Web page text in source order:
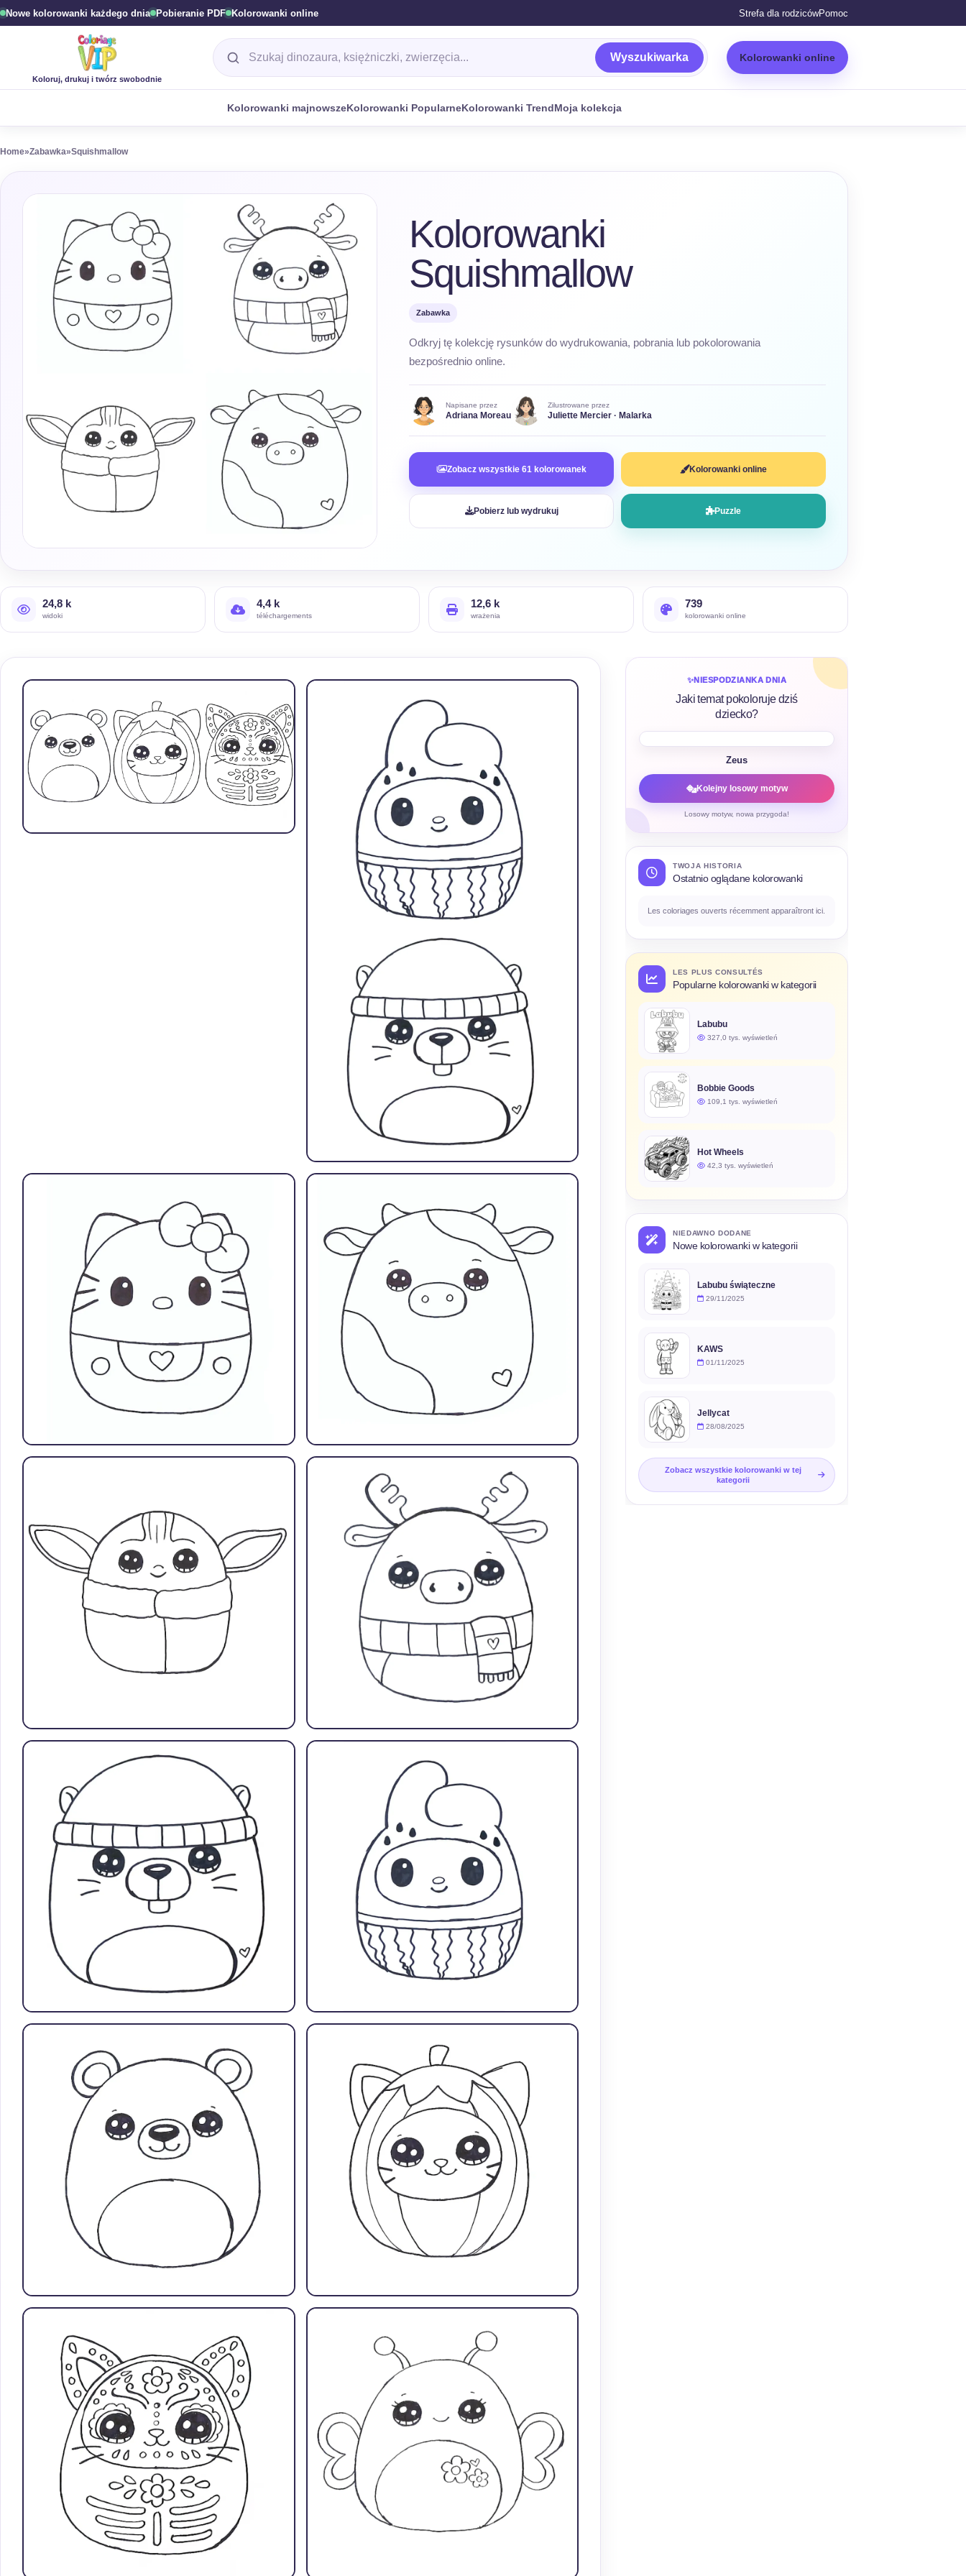
Nowe kolorowanki każdego dnia Pobieranie PDF Kolorowanki online Strefa dla rodzicówPomoc
Koloruj, drukuj i twórz swobodnie
Wyszukaj kolorowankę
Wyszukiwarka Kolorowanki online
Kolorowanki majnowszeKolorowanki PopularneKolorowanki TrendMoja kolekcja
Home»Zabawka»Squishmallow
Kolorowanki
Squishmallow
Zabawka
Odkryj tę kolekcję rysunków do wydrukowania, pobrania lub pokolorowania
bezpośrednio online.
Napisane przez
Adriana Moreau
Zilustrowane przez
Juliette Mercier · Malarka
Zobacz wszystkie 61 kolorowanek Kolorowanki online
Pobierz lub wydrukuj Puzzle
24,8 k
widoki
4,4 k
téléchargements
12,6 k
wrażenia
739
kolorowanki online
✨NIESPODZIANKA DNIA
Jaki temat pokoloruje dziś
dziecko?
Zeus
Kolejny losowy motyw
Losowy motyw, nowa przygoda!
TWOJA HISTORIA
Ostatnio oglądane kolorowanki
Les coloriages ouverts récemment apparaîtront ici.
LES PLUS CONSULTÉS
Popularne kolorowanki w kategorii
Labubu
327,0 tys. wyświetleń
Bobbie Goods
109,1 tys. wyświetleń
Hot Wheels
42,3 tys. wyświetleń
NIEDAWNO DODANE
Nowe kolorowanki w kategorii
Labubu świąteczne
29/11/2025
KAWS
01/11/2025
Jellycat
28/08/2025
Zobacz wszystkie kolorowanki w tej
kategorii